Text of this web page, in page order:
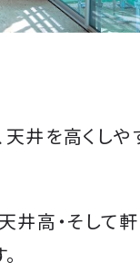
井を高くしや
井高・そして